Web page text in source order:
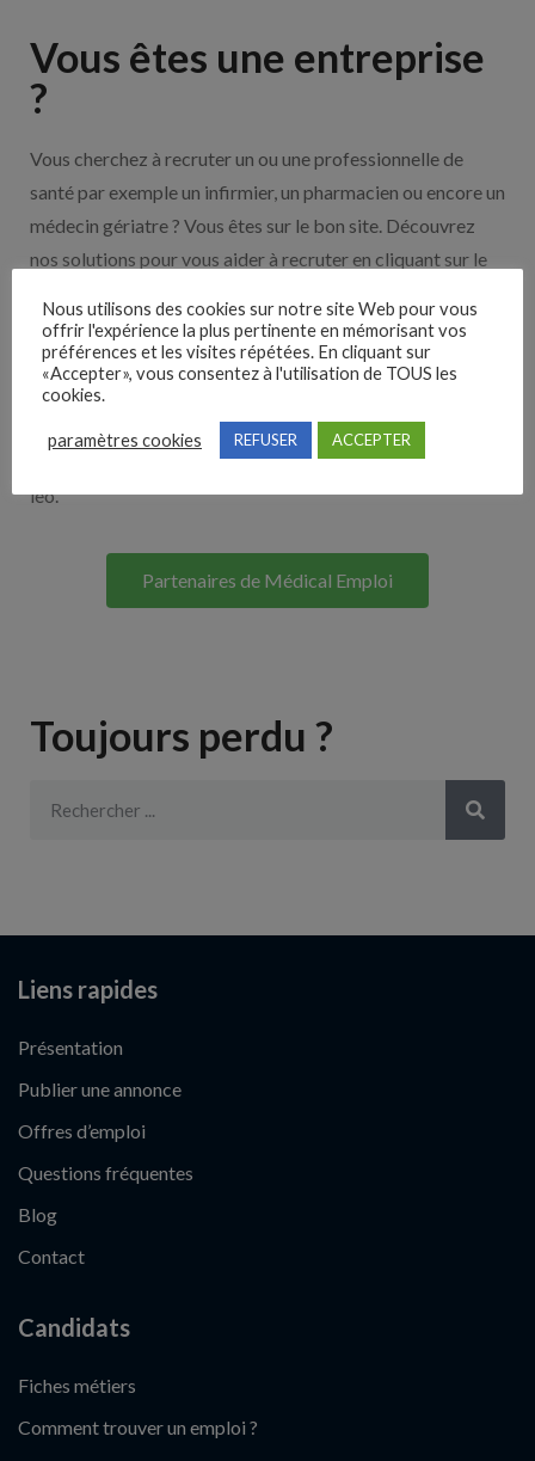
Vous êtes une entreprise
?
Vous cherchez à recruter un ou une professionnelle de
santé par exemple un infirmier, un pharmacien ou encore un
médecin gériatre ? Vous êtes sur le bon site. Découvrez
nos solutions pour vous aider à recruter en cliquant sur le
Nos solutions entreprises
Lorem ipsum dolor sit amet, consectetur adipiscing elit. Ut
elit tellus, luctus nec ullamcorper mattis, pulvinar dapibus
leo.
Partenaires de Médical Emploi
Toujours perdu ?
Liens rapides
Présentation
Publier une annonce
Offres d’emploi
Questions fréquentes
Blog
Contact
Candidats
Fiches métiers
Comment trouver un emploi ?
Nous utilisons des cookies sur notre site Web pour vous
offrir l'expérience la plus pertinente en mémorisant vos
préférences et les visites répétées. En cliquant sur
«Accepter», vous consentez à l'utilisation de TOUS les
cookies.
paramètres cookies REFUSER ACCEPTER